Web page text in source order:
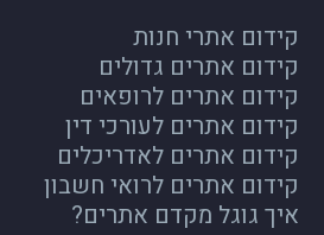
קידום אתרי חנות
קידום אתרים גדולים
קידום אתרים לרופאים
קידום אתרים לעורכי דין
קידום אתרים לאדריכלים
קידום אתרים לרואי חשבון
איך גוגל מקדם אתרים?